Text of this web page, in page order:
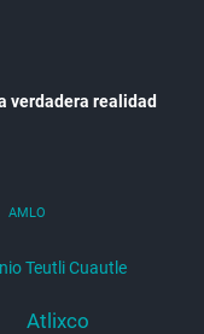
verdadera realidad
AMLO
Teutli Cuautle
Atlixco